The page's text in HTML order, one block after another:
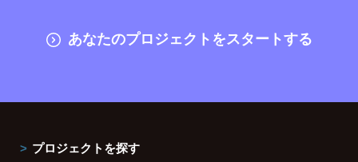
あなたのプロジェクトをスタートする
プロジェクトを探す